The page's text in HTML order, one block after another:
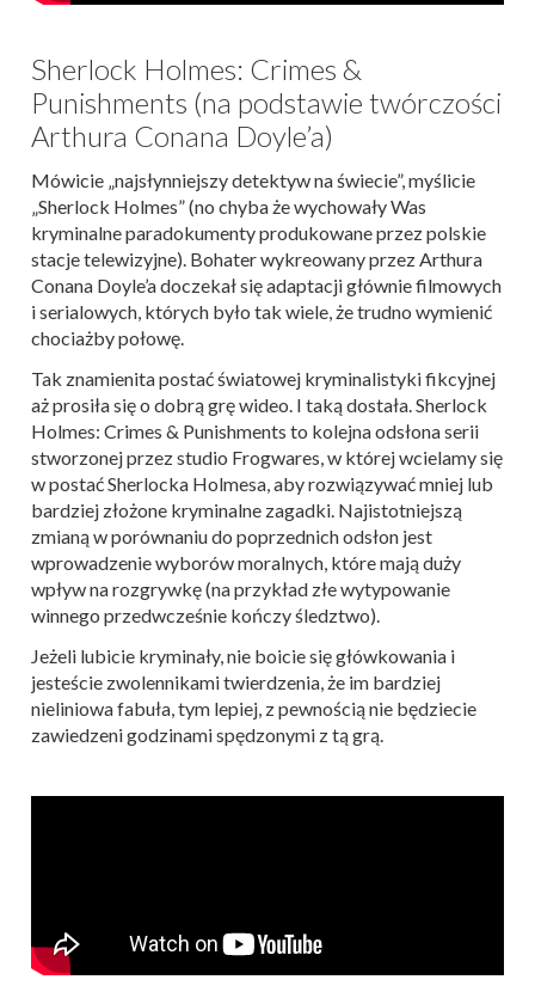
Sherlock Holmes: Crimes &
Punishments (na podstawie twórczości
Arthura Conana Doyle’a)
Mówicie „najsłynniejszy detektyw na świecie”, myślicie
„Sherlock Holmes” (no chyba że wychowały Was
kryminalne paradokumenty produkowane przez polskie
stacje telewizyjne). Bohater wykreowany przez Arthura
Conana Doyle’a doczekał się adaptacji głównie filmowych
i serialowych, których było tak wiele, że trudno wymienić
chociażby połowę.
Tak znamienita postać światowej kryminalistyki fikcyjnej
aż prosiła się o dobrą grę wideo. I taką dostała. Sherlock
Holmes: Crimes & Punishments to kolejna odsłona serii
stworzonej przez studio Frogwares, w której wcielamy się
w postać Sherlocka Holmesa, aby rozwiązywać mniej lub
bardziej złożone kryminalne zagadki. Najistotniejszą
zmianą w porównaniu do poprzednich odsłon jest
wprowadzenie wyborów moralnych, które mają duży
wpływ na rozgrywkę (na przykład złe wytypowanie
winnego przedwcześnie kończy śledztwo).
Jeżeli lubicie kryminały, nie boicie się główkowania i
jesteście zwolennikami twierdzenia, że im bardziej
nieliniowa fabuła, tym lepiej, z pewnością nie będziecie
zawiedzeni godzinami spędzonymi z tą grą.